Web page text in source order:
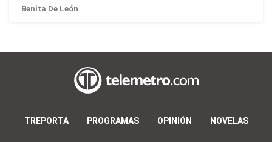
Benita De León
TREPORTA PROGRAMAS OPINIÓN NOVELAS